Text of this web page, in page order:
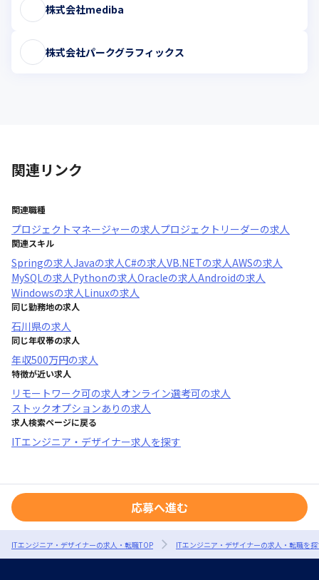
株式会社mediba
株式会社パークグラフィックス
関連リンク
関連職種
プロジェクトマネージャーの求人プロジェクトリーダーの求人
関連スキル
Springの求人Javaの求人C#の求人VB.NETの求人AWSの求人
MySQLの求人Pythonの求人Oracleの求人Androidの求人
Windowsの求人Linuxの求人
同じ勤務地の求人
石川県の求人
同じ年収帯の求人
年収500万円の求人
特徴が近い求人
リモートワーク可の求人オンライン選考可の求人
ストックオプションあり の求人
求人検索ページに戻る
ITエンジニア・デザイナー求人を探す
応募へ進む
ITエンジニア・デザイナーの求人・転職TOP ITエンジニア・デザイナーの求人・転職を